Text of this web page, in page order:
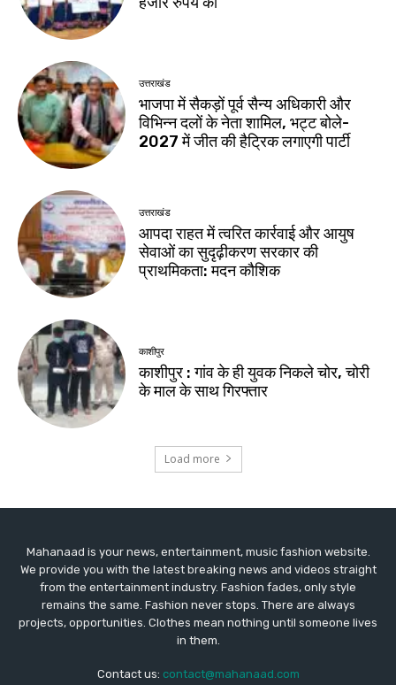
Mahanaad is your news, entertainment, music fashion website.
We provide you with the latest breaking news and videos straight
from the entertainment industry. Fashion fades, only style
remains the same. Fashion never stops. There are always
projects, opportunities. Clothes mean nothing until someone lives
in them.
Contact us: contact@mahanaad.com